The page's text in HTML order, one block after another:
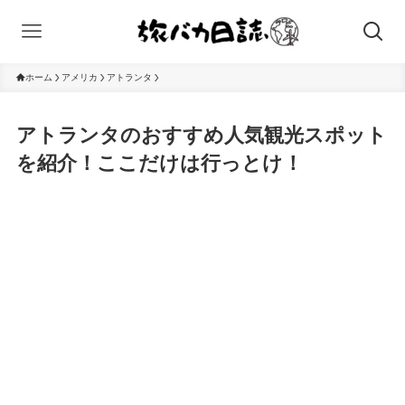
ホーム アメリカ アトランタ
アトランタのおすすめ人気観光スポット
を紹介！ここだけは行っとけ！